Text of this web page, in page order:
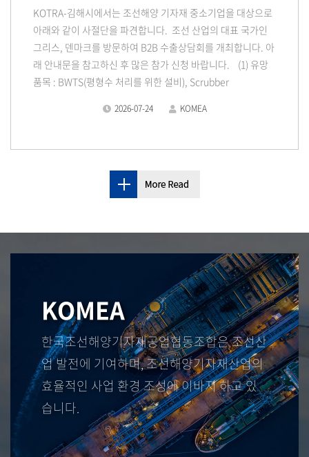
KOTRA-김해시에서는 조선해양 기자재 중소기업을 대상으로
아래와 같이 사절단을 파견합니다. 조선 산업의 대표 국가인
그리스, 덴마크를 방문하여 B2B 수출상담회를 개최합니다. 아
래 안내문을 참고하신 후 많은 참가 신청 바랍니다. (1) 유망
품목 : BWTS(평형수 처리를 위한 설비), Scrubber
2026-07-24 KOMEA
KOMEA
한국조선해양기자재공업협동조합은 조선산
업 발전에 기여하며, 조선해양기자재산업의
효율적인 사업 환경 조성에 이바지 하고 있
습니다.